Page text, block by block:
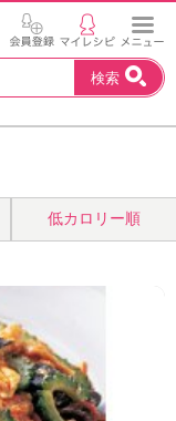
検索
低カロリー順